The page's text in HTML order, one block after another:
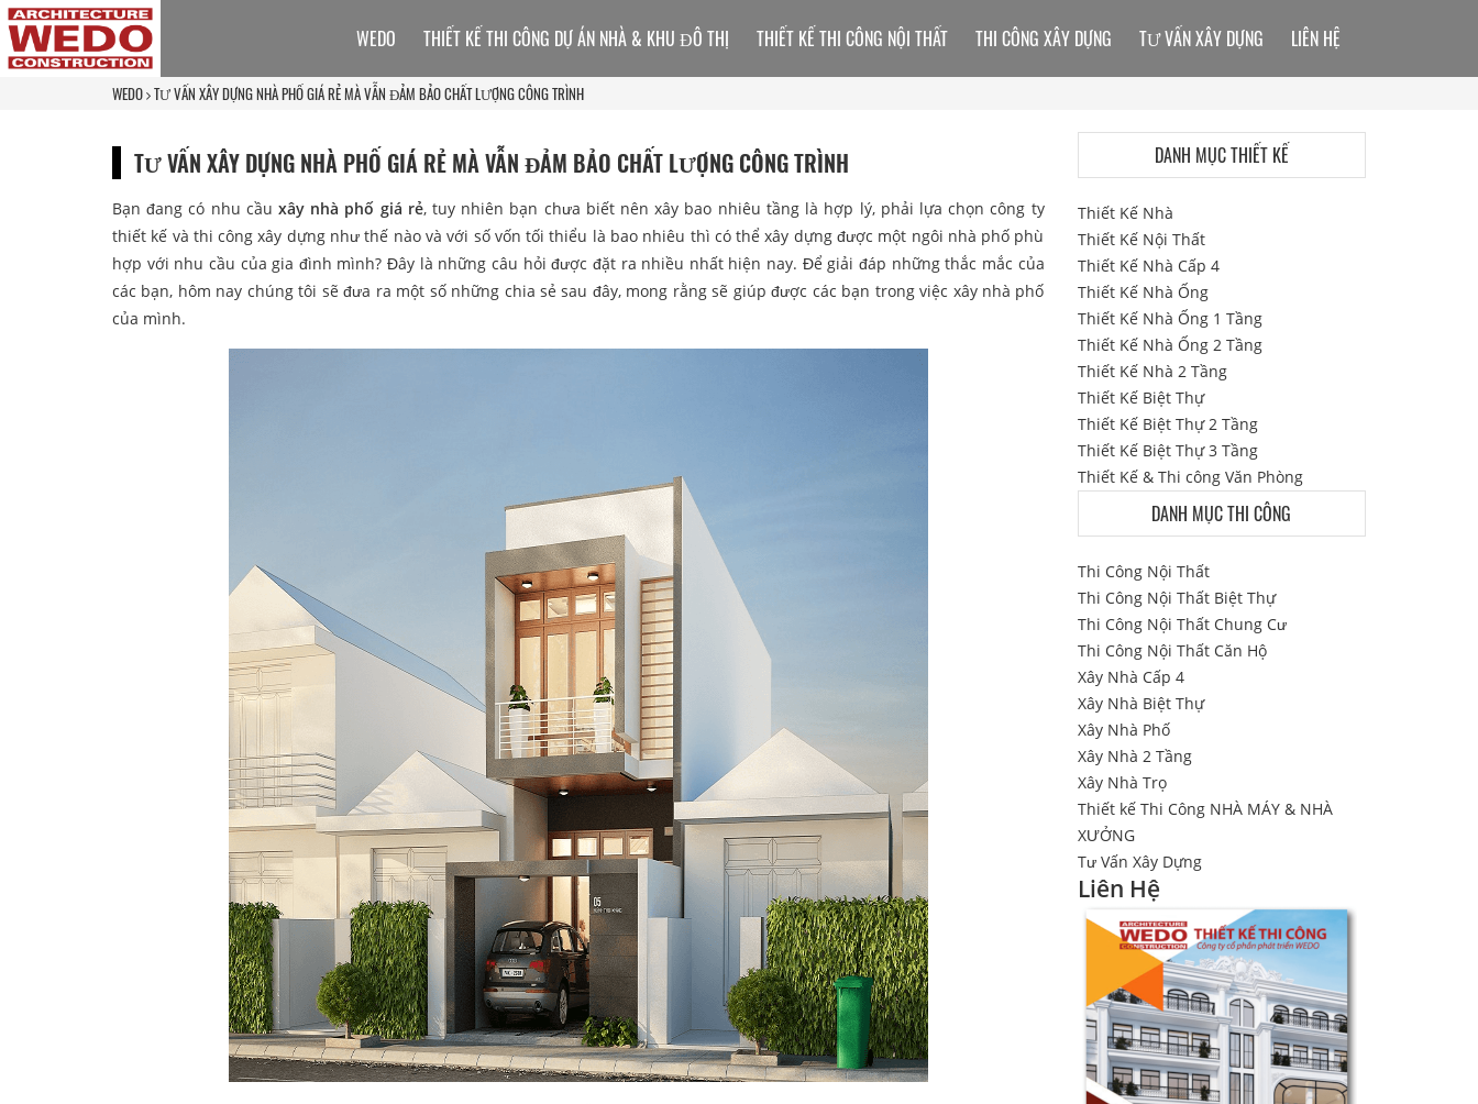
WEDO TƯ VẤN XÂY DỰNG NHÀ PHỐ GIÁ RẺ MÀ VẪN ĐẢM BẢO CHẤT LƯỢNG CÔNG TRÌNH
TƯ VẤN XÂY DỰNG NHÀ PHỐ GIÁ RẺ MÀ VẪN ĐẢM BẢO CHẤT LƯỢNG CÔNG TRÌNH
Bạn đang có nhu cầuxây nhà phố giá rẻ, tuy nhiên bạn chưa biết nên xây bao nhiêu tầng là hợp lý, phải lựa chọn công ty
thiết kế và thi công xây dựng như thế nào và với số vốn tối thiểu là bao nhiêu thì có thể xây dựng được một ngôi nhà phố phù
hợp với nhu cầu của gia đình mình? Đây là những câu hỏi được đặt ra nhiều nhất hiện nay. Để giải đáp những thắc mắc của
các bạn, hôm nay chúng tôi sẽ đưa ra một số những chia sẻ sau đây, mong rằng sẽ giúp được các bạn trong việc xây nhà phố
của mình.
WEDO THIẾT KẾ THI CÔNG DỰ ÁN NHÀ & KHU ĐÔ THỊ THIẾT KẾ THI CÔNG NỘI THẤT THI CÔNG XÂY DỰNG TƯ VẤN XÂY DỰNG LIÊN HỆ
DANH MỤC THIẾT KẾ
Thiết Kế Nhà
Thiết Kế Nội Thất
Thiết Kế Nhà Cấp 4
Thiết Kế Nhà Ống
Thiết Kế Nhà Ống 1 Tầng
Thiết Kế Nhà Ống 2 Tầng
Thiết Kế Nhà 2 Tầng
Thiết Kế Biệt Thự
Thiết Kế Biệt Thự 2 Tầng
Thiết Kế Biệt Thự 3 Tầng
Thiết Kế & Thi công Văn Phòng
DANH MỤC THI CÔNG
Thi Công Nội Thất
Thi Công Nội Thất Biệt Thự
Thi Công Nội Thất Chung Cư
Thi Công Nội Thất Căn Hộ
Xây Nhà Cấp 4
Xây Nhà Biệt Thự
Xây Nhà Phố
Xây Nhà 2 Tầng
Xây Nhà Trọ
Thiết kế Thi Công NHÀ MÁY & NHÀ
XƯỞNG
Tư Vấn Xây Dựng
Liên Hệ